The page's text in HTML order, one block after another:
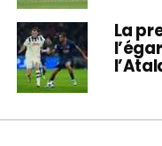
La